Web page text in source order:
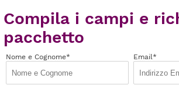
Compila i campi e
pacchetto
Nome e Cognome* Email*